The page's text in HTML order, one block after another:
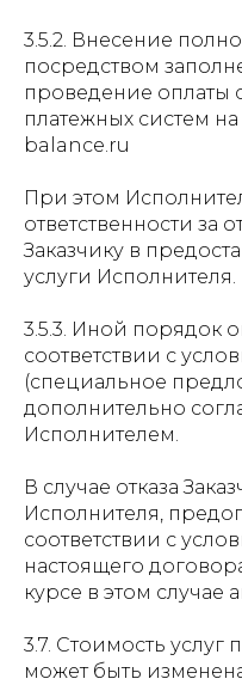
3.5.2. Внесение
посредством
проведение оплаты
платежных систем
balance.ru
При этом
ответственности за
Заказчику в
услуги Исполнителя.
3.5.3. Иной порядок
соответствии с
(специальное
дополнительно
Исполнителем.
В случае отказа
Исполнителя,
соответствии с
настоящего
курсе в этом случае
3.7. Стоимость
может быть